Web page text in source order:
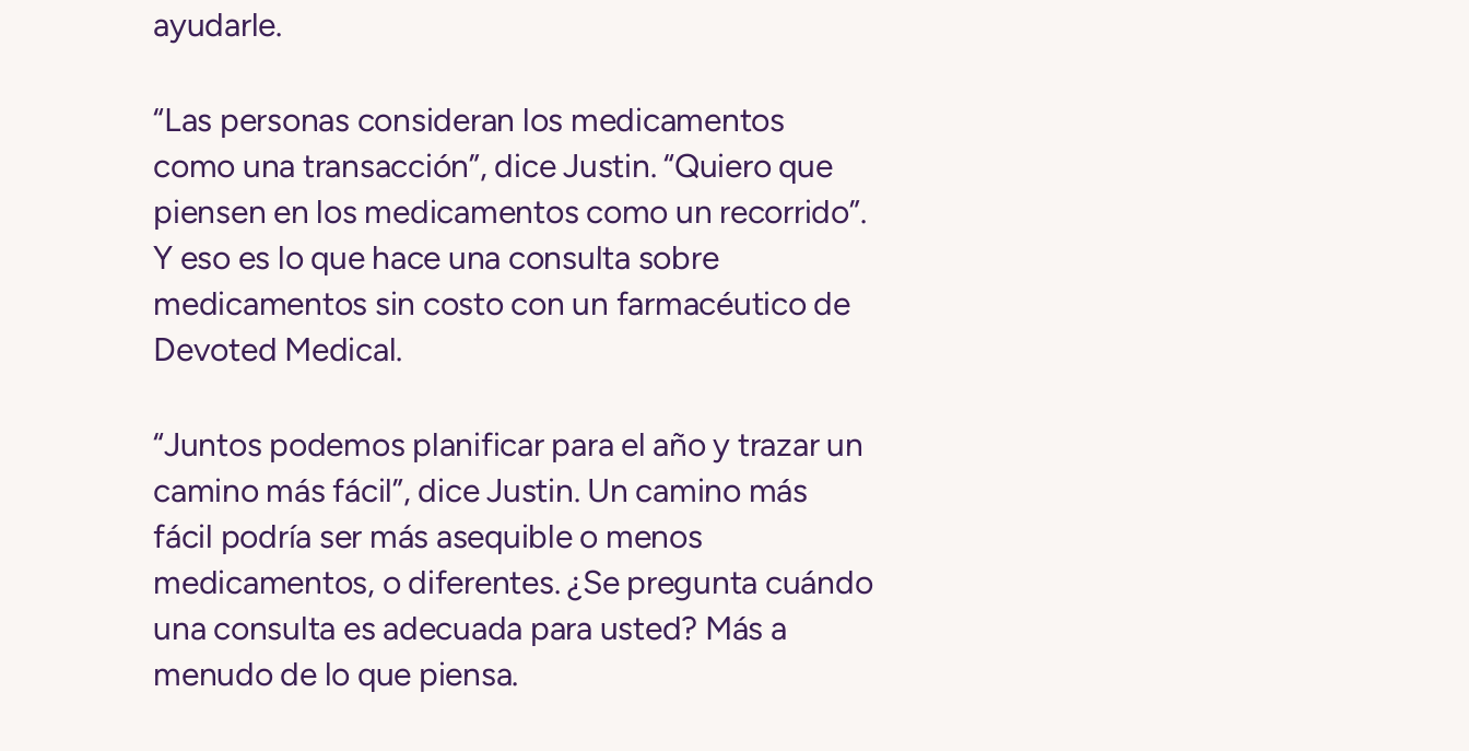
ayudarle.
“Las personas consideran los medicamentos
como una transacción”, dice Justin. “Quiero que
piensen en los medicamentos como un recorrido”.
Y eso es lo que hace una consulta sobre
medicamentos sin costo con un farmacéutico de
Devoted Medical.
“Juntos podemos planificar para el año y trazar un
camino más fácil”, dice Justin. Un camino más
fácil podría ser más asequible o menos
medicamentos, o diferentes. ¿Se pregunta cuándo
una consulta es adecuada para usted? Más a
menudo de lo que piensa.